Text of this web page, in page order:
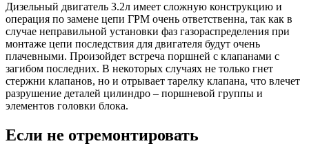
Дизельный двигатель 3.2л имеет сложную конструкцию и
операция по замене цепи ГРМ очень ответственна, так как в
случае неправильной установки фаз газораспределения при
монтаже цепи последствия для двигателя будут очень
плачевными. Произойдет встреча поршней с клапанами с
загибом последних. В некоторых случаях не только гнет
стержни клапанов, но и отрывает тарелку клапана, что влечет
разрушение деталей цилиндро – поршневой группы и
элементов головки блока.
Если не отремонтировать